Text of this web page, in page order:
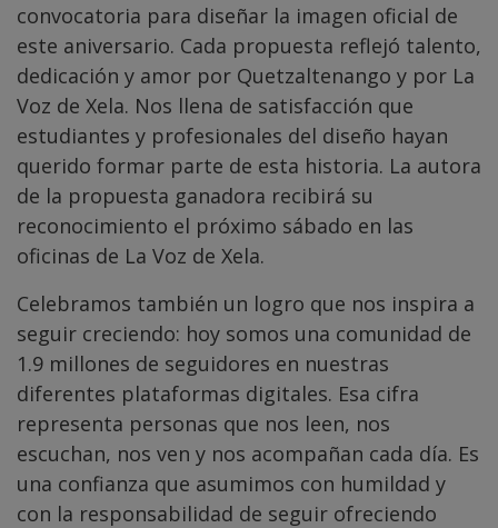
convocatoria para diseñar la imagen oficial de
este aniversario. Cada propuesta reflejó talento,
dedicación y amor por Quetzaltenango y por La
Voz de Xela. Nos llena de satisfacción que
estudiantes y profesionales del diseño hayan
querido formar parte de esta historia. La autora
de la propuesta ganadora recibirá su
reconocimiento el próximo sábado en las
oficinas de La Voz de Xela.
Celebramos también un logro que nos inspira a
seguir creciendo: hoy somos una comunidad de
1.9 millones de seguidores en nuestras
diferentes plataformas digitales. Esa cifra
representa personas que nos leen, nos
escuchan, nos ven y nos acompañan cada día. Es
una confianza que asumimos con humildad y
con la responsabilidad de seguir ofreciendo